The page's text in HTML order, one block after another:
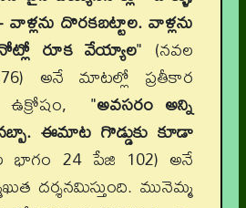
వాళ్లను దొరకబట్టాల. వాళ్లను
రూక వేయ్యాల" (నవల
అనే మాటల్లో ప్రతీకార
ఉక్రోషం, "అవసరం అన్ని
ఈమాట గొడ్డుకు కూడా
భాగం 24 పేజి 102) అనే
దర్శనమిస్తుంది. మునెమ్మ